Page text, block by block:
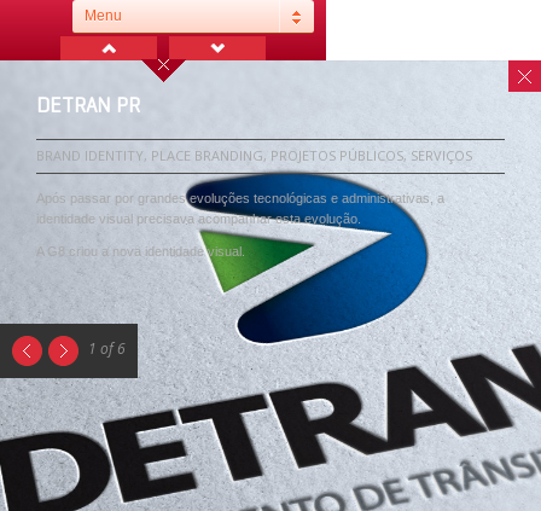
Menu
1 of 6
DETRAN PR
BRAND IDENTITY, PLACE BRANDING, PROJETOS PÚBLICOS, SERVIÇOS
Após passar por grandes evoluções tecnológicas e administrativas, a
identidade visual precisava acompanhar esta evolução.
A G8 criou a nova identidade visual.